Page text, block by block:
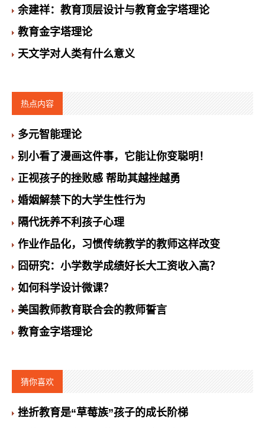
余建祥：教育顶层设计与教育金字塔理论
教育金字塔理论
天文学对人类有什么意义
热点内容
多元智能理论
别小看了漫画这件事，它能让你变聪明！
正视孩子的挫败感 帮助其越挫越勇
婚姻解禁下的大学生性行为
隔代抚养不利孩子心理
作业作品化，习惯传统教学的教师这样改变
囧研究：小学数学成绩好长大工资收入高？
如何科学设计微课？
美国教师教育联合会的教师誓言
教育金字塔理论
猜你喜欢
挫折教育是“草莓族”孩子的成长阶梯